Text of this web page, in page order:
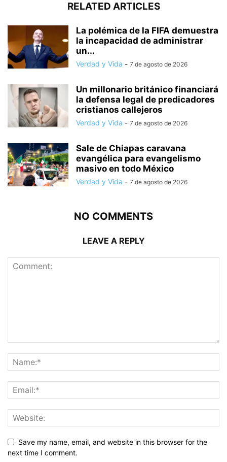
RELATED ARTICLES
La polémica de la FIFA demuestra
la incapacidad de administrar
un...
Verdad y Vida - 7 de agosto de 2026
Un millonario británico financiará
la defensa legal de predicadores
cristianos callejeros
Verdad y Vida - 7 de agosto de 2026
Sale de Chiapas caravana
evangélica para evangelismo
masivo en todo México
Verdad y Vida - 7 de agosto de 2026
NO COMMENTS
LEAVE A REPLY
Save my name, email, and website in this browser for the
next time I comment.